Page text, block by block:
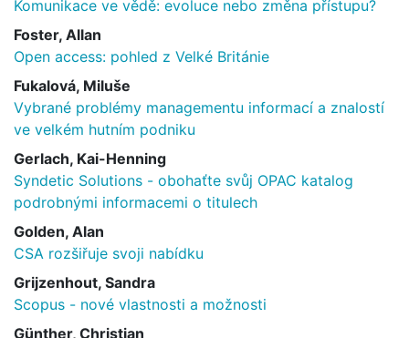
Komunikace ve vědě: evoluce nebo změna přístupu?
Foster, Allan
Open access: pohled z Velké Británie
Fukalová, Miluše
Vybrané problémy managementu informací a znalostí
ve velkém hutním podniku
Gerlach, Kai-Henning
Syndetic Solutions - obohaťte svůj OPAC katalog
podrobnými informacemi o titulech
Golden, Alan
CSA rozšiřuje svoji nabídku
Grijzenhout, Sandra
Scopus - nové vlastnosti a možnosti
Günther, Christian